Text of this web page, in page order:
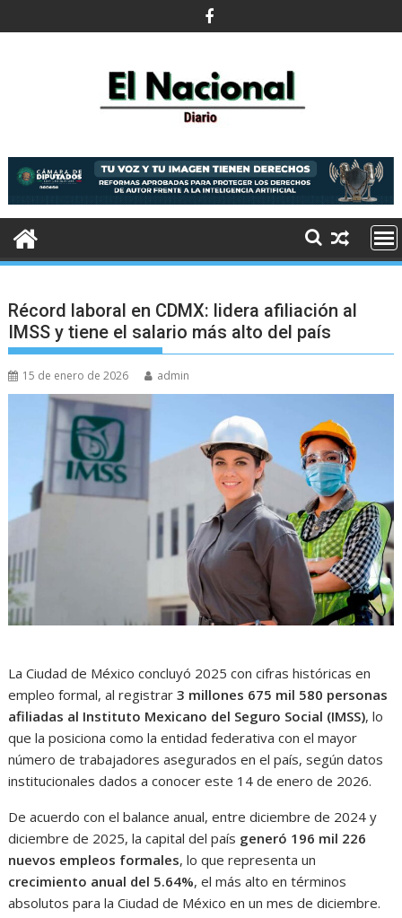
al
Récord laboral en CDMX: lidera afiliación al
IMSS y tiene el salario más alto del país
15 de enero de 2026 admin
La Ciudad de México concluyó 2025 con cifras históricas en
empleo formal, al registrar3 millones 675 mil 580 personas
afiliadas al Instituto Mexicano del Seguro Social (IMSS), lo
que la posiciona como la entidad federativa con el mayor
número de trabajadores asegurados en el país, según datos
institucionales dados a conocer este 14 de enero de 2026.
De acuerdo con el balance anual, entre diciembre de 2024 y
diciembre de 2025, la capital del país generó 196 mil 226
nuevos empleos formales, lo que representa un
crecimiento anual del 5.64%, el más alto en términos
absolutos para la Ciudad de México en un mes de diciembre.